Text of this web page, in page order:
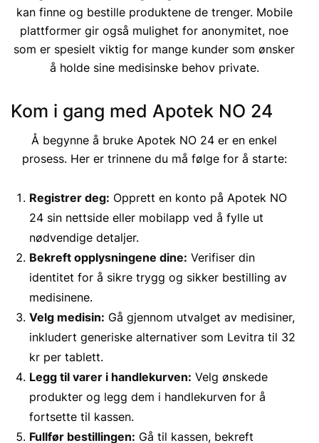
kan finne og bestille produktene de trenger. Mobile
plattformer gir også mulighet for anonymitet, noe
som er spesielt viktig for mange kunder som ønsker
å holde sine medisinske behov private.
Kom i gang med Apotek NO 24
Å begynne å bruke Apotek NO 24 er en enkel
prosess. Her er trinnene du må følge for å starte:
Registrer deg: Opprett en konto på Apotek NO
24 sin nettside eller mobilapp ved å fylle ut
nødvendige detaljer.
Bekreft opplysningene dine: Verifiser din
identitet for å sikre trygg og sikker bestilling av
medisinene.
Velg medisin: Gå gjennom utvalget av medisiner,
inkludert generiske alternativer som Levitra til 32
kr per tablett.
Legg til varer i handlekurven: Velg ønskede
produkter og legg dem i handlekurven for å
fortsette til kassen.
Fullfør bestillingen: Gå til kassen, bekreft